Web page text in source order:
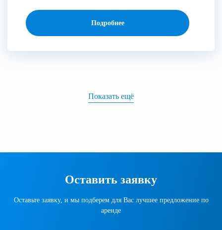
Подробнее
Показать ещё
Оставить заявку
Оставьте заявку, и мы подберем для Вас лучшее предложение по
аренде